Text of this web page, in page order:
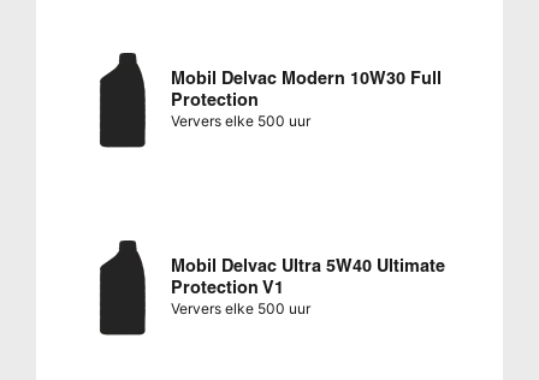
Mobil Delvac Modern 10W30 Full
Protection
Ververs elke 500 uur
Mobil Delvac Ultra 5W40 Ultimate
Protection V1
Ververs elke 500 uur